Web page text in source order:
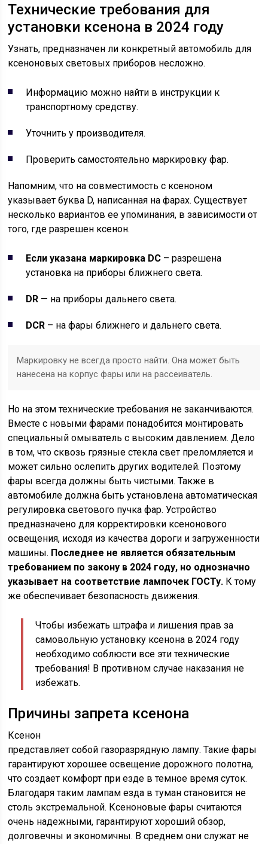
Технические требования для
установки ксенона в 2024 году
Узнать, предназначен ли конкретный автомобиль для
ксеноновых световых приборов несложно.
Информацию можно найти в инструкции к
транспортному средству.
Уточнить у производителя.
Проверить самостоятельно маркировку фар.
Напомним, что на совместимость с ксеноном
указывает буква D, написанная на фарах. Существует
несколько вариантов ее упоминания, в зависимости от
того, где разрешен ксенон.
Если указана маркировка DC – разрешена
установка на приборы ближнего света.
DR — на приборы дальнего света.
DCR – на фары ближнего и дальнего света.
Маркировку не всегда просто найти. Она может быть
нанесена на корпус фары или на рассеиватель.
Но на этом технические требования не заканчиваются.
Вместе с новыми фарами понадобится монтировать
специальный омыватель с высоким давлением. Дело
в том, что сквозь грязные стекла свет преломляется и
может сильно ослепить других водителей. Поэтому
фары всегда должны быть чистыми. Также в
автомобиле должна быть установлена автоматическая
регулировка светового пучка фар. Устройство
предназначено для корректировки ксенонового
освещения, исходя из качества дороги и загруженности
машины. Последнее не является обязательным
требованием по закону в 2024 году, но однозначно
указывает на соответствие лампочек ГОСТу. К тому
же обеспечивает безопасность движения.
Чтобы избежать штрафа и лишения прав за
самовольную установку ксенона в 2024 году
необходимо соблюсти все эти технические
требования! В противном случае наказания не
избежать.
Причины запрета ксенона
Ксенон
представляет собой газоразрядную лампу. Такие фары
гарантируют хорошее освещение дорожного полотна,
что создает комфорт при езде в темное время суток.
Благодаря таким лампам езда в туман становится не
столь экстремальной. Ксеноновые фары считаются
очень надежными, гарантируют хороший обзор,
долговечны и экономичны. В среднем они служат не